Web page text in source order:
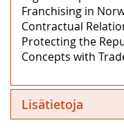
Franchising in
Contractual
Protecting the
Concepts with
Lisätietoja